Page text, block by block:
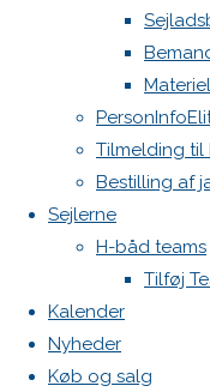
Tilmelding til
Bestilling af
Sejlerne
H-båd teams
Tilføj
Kalender
Nyheder
Køb og salg
Din e-
mailadresse
vil ikke
blive
publiceret.
Krævede
felter er
markeret
med
Comment